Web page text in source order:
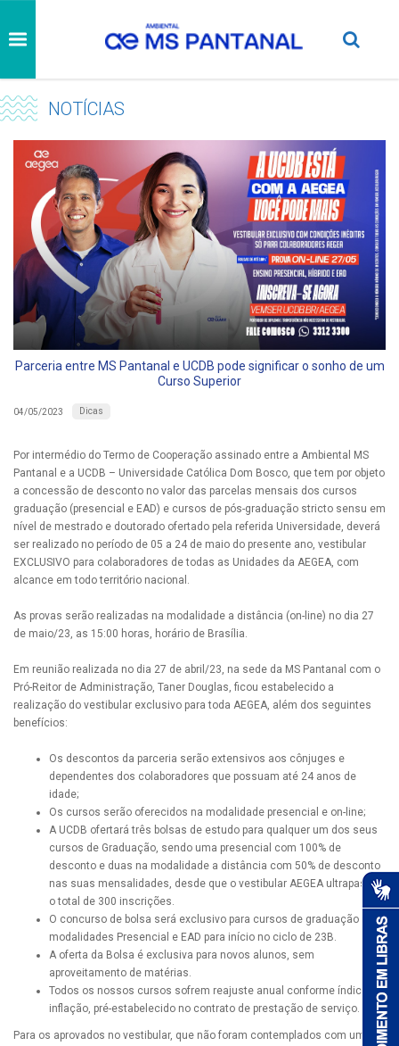
NOTÍCIAS
Parceria entre MS Pantanal e UCDB pode significar o sonho de um
Curso Superior
04/05/2023 Dicas
Por intermédio do Termo de Cooperação assinado entre a Ambiental MS
Pantanal e a UCDB – Universidade Católica Dom Bosco, que tem por objeto
a concessão de desconto no valor das parcelas mensais dos cursos
graduação (presencial e EAD) e cursos de pós-graduação stricto sensu em
nível de mestrado e doutorado ofertado pela referida Universidade, deverá
ser realizado no período de 05 a 24 de maio do presente ano, vestibular
EXCLUSIVO para colaboradores de todas as Unidades da AEGEA, com
alcance em todo território nacional.
As provas serão realizadas na modalidade a distância (on-line) no dia 27
de maio/23, as 15:00 horas, horário de Brasília.
Em reunião realizada no dia 27 de abril/23, na sede da MS Pantanal com o
Pró-Reitor de Administração, Taner Douglas, ficou estabelecido a
realização do vestibular exclusivo para toda AEGEA, além dos seguintes
benefícios:
Os descontos da parceria serão extensivos aos cônjuges e
dependentes dos colaboradores que possuam até 24 anos de
idade;
Os cursos serão oferecidos na modalidade presencial e on-line;
A UCDB ofertará três bolsas de estudo para qualquer um dos seus
cursos de Graduação, sendo uma presencial com 100% de
desconto e duas na modalidade a distância com 50% de desconto
nas suas mensalidades, desde que o vestibular AEGEA ultrapasse
o total de 300 inscrições.
O concurso de bolsa será exclusivo para cursos de graduação nas
modalidades Presencial e EAD para início no ciclo de 23B.
A oferta da Bolsa é exclusiva para novos alunos, sem
aproveitamento de matérias.
Todos os nossos cursos sofrem reajuste anual conforme índice de
inflação, pré-estabelecido no contrato de prestação de serviço.
Para os aprovados no vestibular, que não foram contemplados com uma